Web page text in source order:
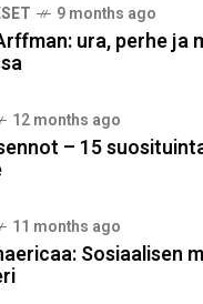
9 months ago
ura, perhe ja
12 months ago
– 15
11 months ago
Sosiaalisen